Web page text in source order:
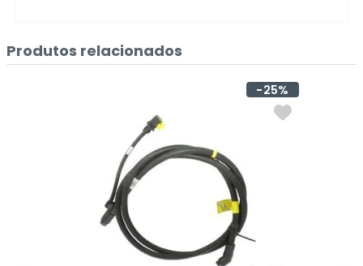
Produtos relacionados
25%